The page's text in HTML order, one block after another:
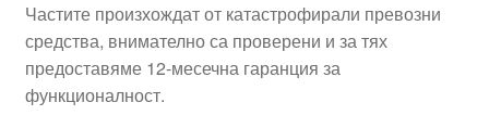
Частите произхождат от катастрофирали превозни
средства, внимателно са проверени и за тях
предоставяме 12-месечна гаранция за
функционалност.